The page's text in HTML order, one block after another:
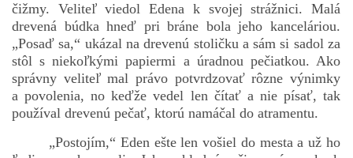
čižmy. Veliteľ viedol Edena k svojej strážnici. Malá
drevená búdka hneď pri bráne bola jeho kanceláriou.
„Posaď sa,“ ukázal na drevenú stoličku a sám si sadol za
stôl s niekoľkými papiermi a úradnou pečiatkou. Ako
správny veliteľ mal právo potvrdzovať rôzne výnimky
a povolenia, no keďže vedel len čítať a nie písať, tak
používal drevenú pečať, ktorú namáčal do atramentu.
„Postojím,“ Eden ešte len vošiel do mesta a už ho